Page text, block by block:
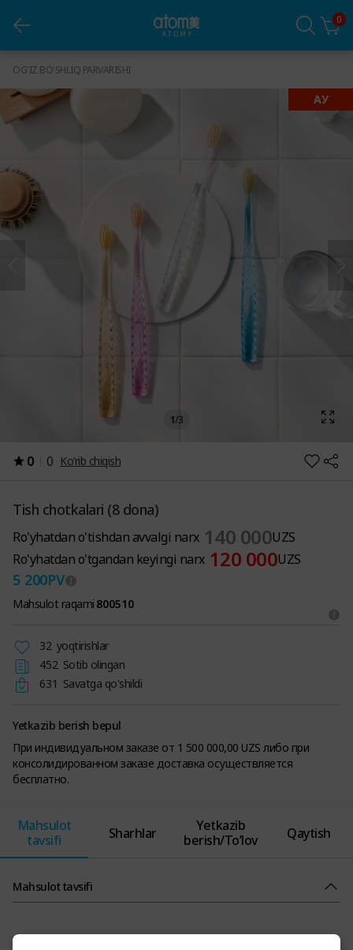
0
OG'IZ BO'SHLIQ PARVARISHI
Tish chotkalari (8 dona)
АУ
1/3
0 0 Ko‘rib chiqish
Tish chotkalari (8 dona)
Ro'yhatdan o'tishdan avvalgi narx 140 000UZS
Ro'yhatdan o'tgandan keyingi narx 120 000UZS
5 200PV
Mahsulot raqami 800510
32 yoqtirishlar
452 Sotib olingan
631 Savatga qo'shildi
Yetkazib berish bepul
При индивидуальном заказе от 1 500 000,00 UZS либо при
консолидированном заказе доставка осуществляется
бесплатно.
Mahsulot
tavsifi
Sharhlar
Yetkazib
berish/To’lov
Qaytish
Mahsulot tavsifi